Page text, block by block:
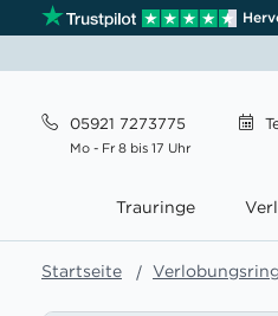
05921 7273775
Mo - Fr 8 bis 17 Uhr
Trauringe
Startseite